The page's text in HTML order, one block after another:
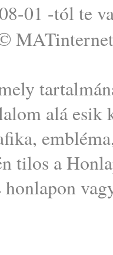
01 -tól te
MATinternet
alá esik
tilos a
honlapon